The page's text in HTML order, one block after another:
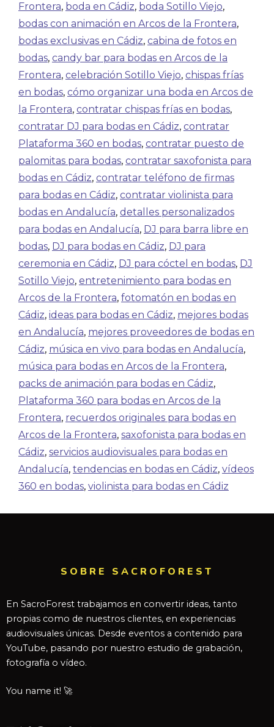
Frontera, boda en Cádiz, boda Sotillo Viejo,
bodas con animación en Arcos de la Frontera,
bodas exclusivas en Cádiz, cabina de fotos en
bodas, candy bar para bodas en Arcos de la
Frontera, celebración Sotillo Viejo, chispas frías
en bodas, cómo organizar una boda en Arcos de
la Frontera, contratar chispas frías en bodas,
contratar DJ para bodas en Cádiz, contratar
Plataforma 360 en bodas, contratar puesto de
palomitas para bodas, contratar saxofonista para
bodas en Cádiz, contratar teléfono de firmas
para bodas en Cádiz, contratar violinista para
bodas en Andalucía, detalles personalizados
para bodas en Andalucía, DJ para barra libre en
bodas, DJ para bodas en Cádiz, DJ para
ceremonia en Cádiz, DJ para cóctel en bodas, DJ
Sotillo Viejo, entretenimiento para bodas en
Arcos de la Frontera, fotomatón en bodas en
Cádiz, ideas para bodas en Cádiz, mejores bodas
en Andalucía, mejores proveedores de bodas en
Cádiz, música en vivo para bodas en Andalucía,
música para bodas en Arcos de la Frontera,
packs de animación para bodas en Cádiz,
Plataforma 360 para bodas en Arcos de la
Frontera, recuerdos originales para bodas en
Arcos de la Frontera, saxofonista para bodas en
Cádiz, servicios audiovisuales para bodas en
Andalucía, tendencias en bodas en Cádiz, vídeos
360 en bodas, violinista para bodas en Cádiz
SOBRE SACROFOREST
En SacroForest trabajamos en convertir ideas, tanto
propias como de nuestros clientes, en experiencias
audiovisuales únicas. Desde eventos a contenido para
YouTube, pasando por nuestro estudio de grabación,
fotografía o vídeo.
You name it! 🚀